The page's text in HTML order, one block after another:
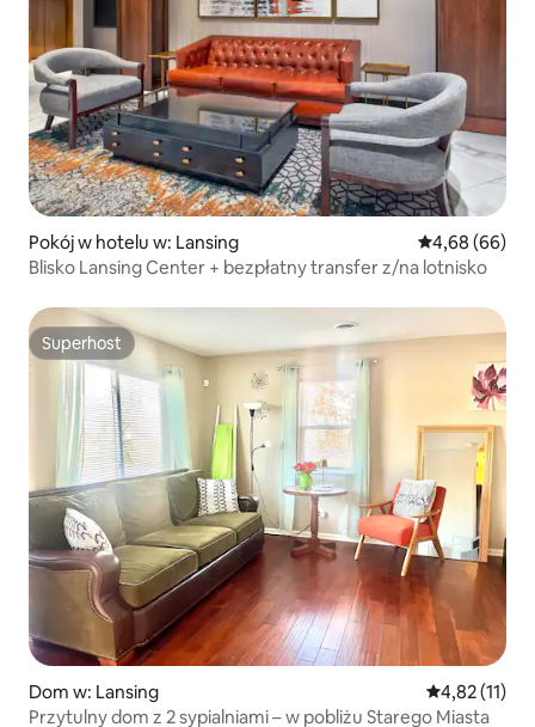
Pokój w hotelu w: Lansing Średnia
4,68 (66)
Blisko Lansing Center + bezpłatny transfer z/na lotnisko
Superhost
Superhost
Dom w: Lansing Średnia
4,82 (11)
Przytulny dom z 2 sypialniami – w pobliżu Starego Miasta